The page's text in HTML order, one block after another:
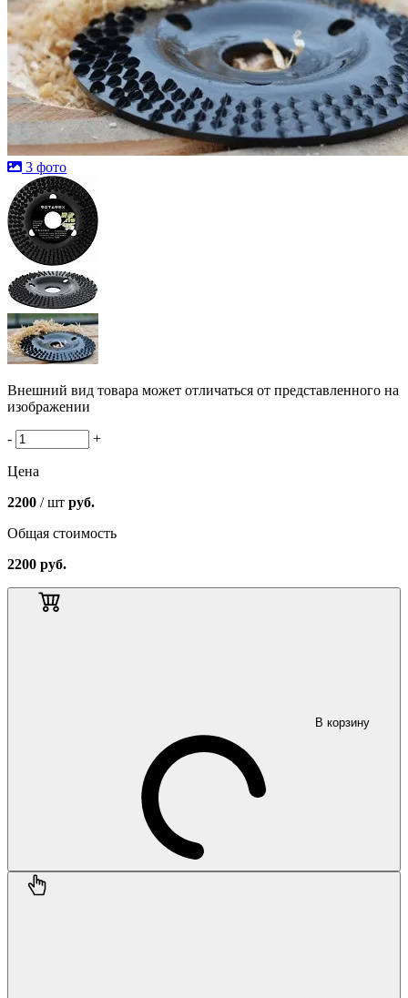
3 фото
Внешний вид товара может отличаться от представленного на
изображении
- +
Цена
2200 / шт руб.
Общая стоимость
2200 руб.
В корзину